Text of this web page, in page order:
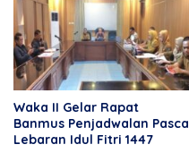
Waka II Gelar Rapat
Banmus Penjadwalan Pasca
Lebaran Idul Fitri 1447